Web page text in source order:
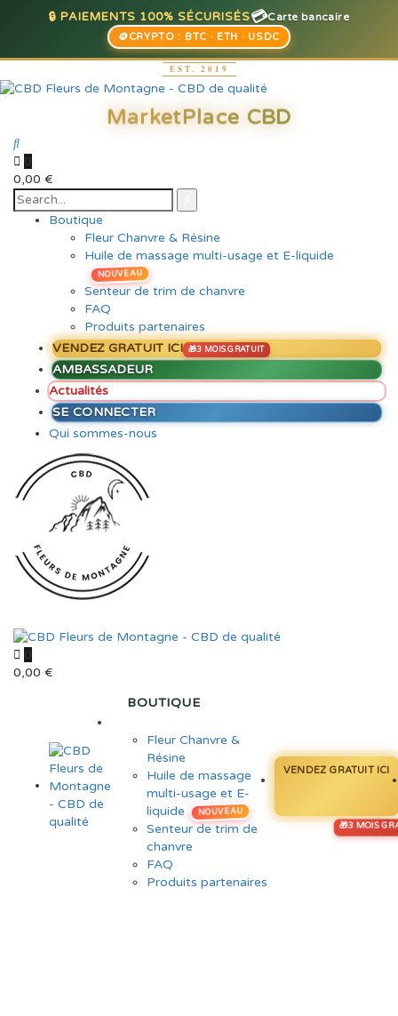
🔒 PAIEMENTS 100% SÉCURISÉS💳Carte bancaire
🪙CRYPTO : BTC · ETH · USDC
0
0,00 €
Boutique
Fleur Chanvre & Résine
Huile de massage multi-usage et E-liquide
NOUVEAU
Senteur de trim de chanvre
FAQ
Produits partenaires
VENDEZ GRATUIT ICI
AMBASSADEUR
Actualités
SE CONNECTER
Qui sommes-nous
0
0,00 €
BOUTIQUE
Fleur Chanvre &
Résine
Huile de massage
multi-usage et E-
liquide
NOUVEAU
Senteur de trim de
chanvre
FAQ
Produits partenaires
VENDEZ GRATUIT ICI